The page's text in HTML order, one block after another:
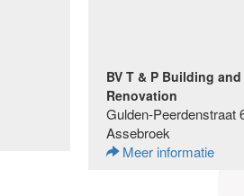
BV T & P Building and
Renovation
Gulden-Peerdenstraat
Assebroek
Meer informatie